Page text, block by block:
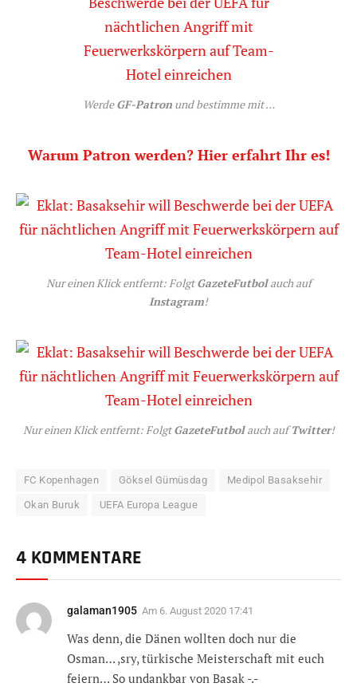
WerdeGF-Patronund bestimme mit …
Warum Patron werden? Hier erfahrt Ihr es!
Nur einen Klick entfernt: FolgtGazeteFutbolauch auf
Instagram!
Nur einen Klick entfernt: FolgtGazeteFutbolauch aufTwitter!
FC Kopenhagen Göksel Gümüsdag Medipol Basaksehir
Okan Buruk UEFA Europa League
4 KOMMENTARE
galaman1905 Am 6. August 2020 17:41
Was denn, die Dänen wollten doch nur die
Osman… ,sry, türkische Meisterschaft mit euch
feiern… So undankbar von Basak -.-